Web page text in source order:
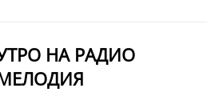
НА РАДИО